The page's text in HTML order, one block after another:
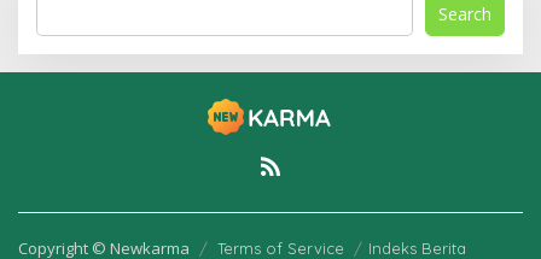
Search
Copyright © Newkarma Terms of Service Indeks Berita